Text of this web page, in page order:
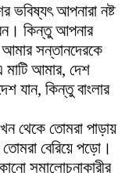
আপনারা নষ্ট
কিন্তু আপনার
আমার সন্তানদেরকে
মাটি আমার, দেশ
যান, কিন্তু বাংলার
থেকে তোমরা পাড়ায়
বেরিয়ে পড়ো।
সমালোচনাকারীর